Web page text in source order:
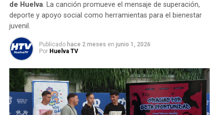
de Huelva. La canción promueve el mensaje de superación,
deporte y apoyo social como herramientas para el bienestar
juvenil.
Publicado hace 2 meses en junio 1, 2026
Por Huelva TV